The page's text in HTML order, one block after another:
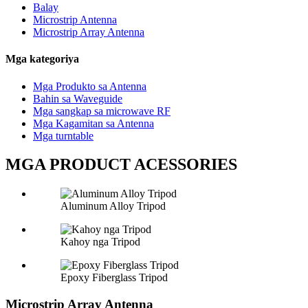
Balay
Microstrip Antenna
Microstrip Array Antenna
Mga kategoriya
Mga Produkto sa Antenna
Bahin sa Waveguide
Mga sangkap sa microwave RF
Mga Kagamitan sa Antenna
Mga turntable
MGA PRODUCT ACESSORIES
Aluminum Alloy Tripod
Kahoy nga Tripod
Epoxy Fiberglass Tripod
Microstrip Array Antenna